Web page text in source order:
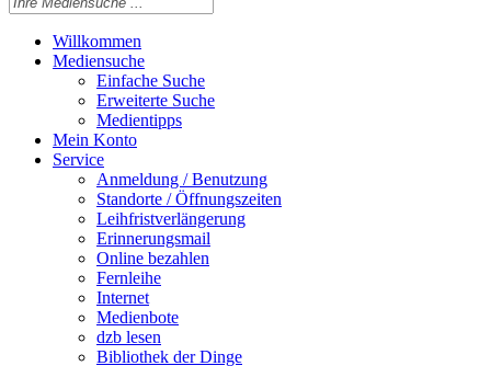
Willkommen
Mediensuche
Einfache Suche
Erweiterte Suche
Medientipps
Mein Konto
Service
Anmeldung / Benutzung
Standorte / Öffnungszeiten
Leihfristverlängerung
Erinnerungsmail
Online bezahlen
Fernleihe
Internet
Medienbote
dzb lesen
Bibliothek der Dinge